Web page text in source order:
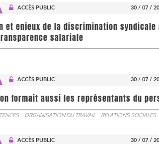
ACCÈS PUBLIC 30 / 07 /
et enjeux de la discrimination
salariale
ACCÈS PUBLIC 30 / 07 /
formait aussi les représentants du
ORGANISATION DU TRAVAIL RELATIONS SOCIALES
ACCÈS PUBLIC 30 / 07 /